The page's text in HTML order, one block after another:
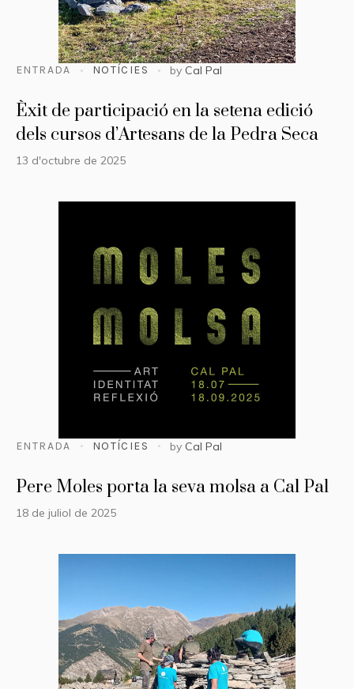
ENTRADA NOTÍCIES by Cal Pal
Èxit de participació en la setena edició
dels cursos d’Artesans de la Pedra Seca
13 d'octubre de 2025
ENTRADA NOTÍCIES by Cal Pal
Pere Moles porta la seva molsa a Cal Pal
18 de juliol de 2025